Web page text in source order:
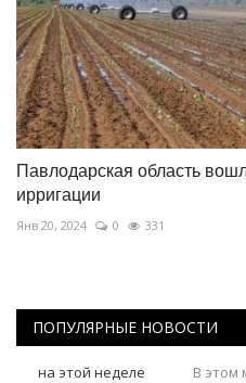
Павлодарская область
ирригации
Янв 20, 2024 0 331
ПОПУЛЯРНЫЕ НОВОСТИ
на этой неделе В этом